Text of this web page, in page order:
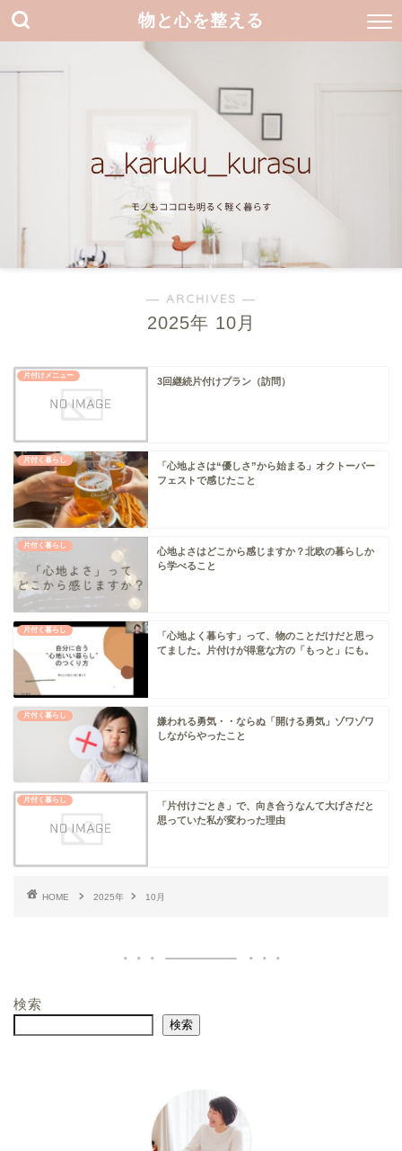
物と心を整える
― ARCHIVES ―
2025年 10月
片付けメニュー
3回継続片付けプラン（訪問）
片付く暮らし
「心地よさは“優しさ”から始まる」オクトーバー
フェストで感じたこと
片付く暮らし
心地よさはどこから感じますか？北欧の暮らしか
ら学べること
片付く暮らし
「心地よく暮らす」って、物のことだけだと思っ
てました。片付けが得意な方の「もっと」にも。
片付く暮らし
嫌われる勇気・・ならぬ「開ける勇気」ゾワゾワ
しながらやったこと
片付く暮らし
「片付けごとき」で、向き合うなんて大げさだと
思っていた私が変わった理由
HOME 2025年 10月
検索
検索